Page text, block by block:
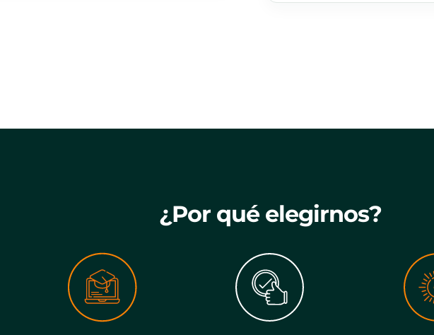
¿Por qué elegirnos?